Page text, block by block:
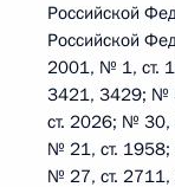
Российской
Российской
2001, № 1, ст.
3421, 3429; №
ст. 2026; № 30,
№ 21, ст.
№ 27, ст.